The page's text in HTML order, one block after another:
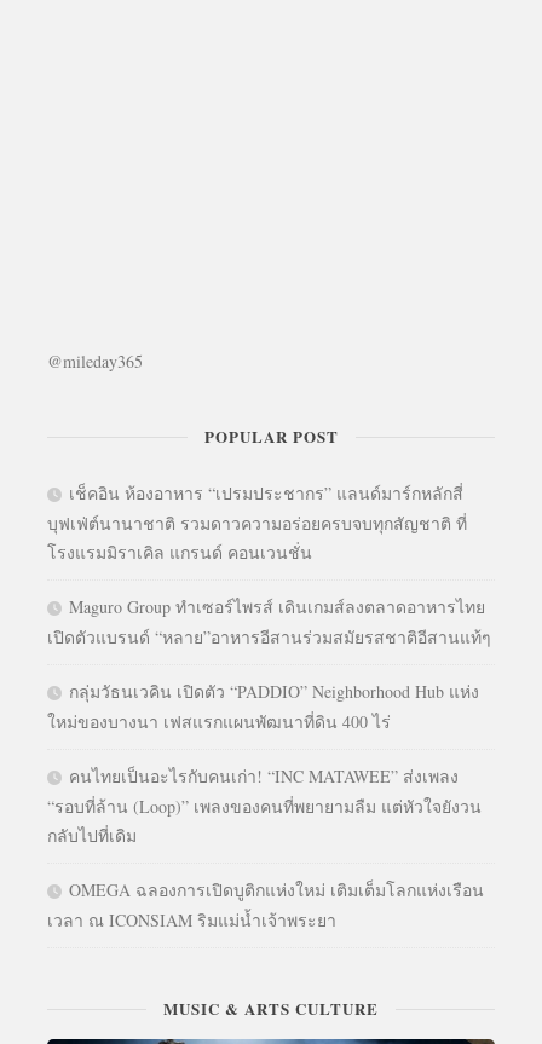
@mileday365
POPULAR POST
เช็คอิน ห้องอาหาร “เปรมประชากร” แลนด์มาร์กหลักสี่
บุฟเฟ่ต์นานาชาติ รวมดาวความอร่อยครบจบทุกสัญชาติ ที่
โรงแรมมิราเคิล แกรนด์ คอนเวนชั่น
Maguro Group ทำเซอร์ไพรส์ เดินเกมส์ลงตลาดอาหารไทย
เปิดตัวแบรนด์ “หลาย”อาหารอีสานร่วมสมัยรสชาติอีสานแท้ๆ
กลุ่มวัธนเวคิน เปิดตัว “PADDIO” Neighborhood Hub แห่ง
ใหม่ของบางนา เฟสแรกแผนพัฒนาที่ดิน 400 ไร่
คนไทยเป็นอะไรกับคนเก่า! “INC MATAWEE” ส่งเพลง
“รอบที่ล้าน (Loop)” เพลงของคนที่พยายามลืม แต่หัวใจยังวน
กลับไปที่เดิม
OMEGA ฉลองการเปิดบูติกแห่งใหม่ เติมเต็มโลกแห่งเรือน
เวลา ณ ICONSIAM ริมแม่น้ำเจ้าพระยา
MUSIC & ARTS CULTURE